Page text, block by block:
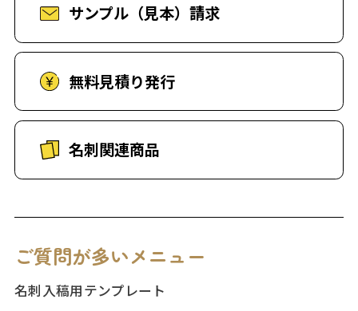
サンプル（見本）請求
無料見積り発行
名刺関連商品
ご質問が多いメニュー
名刺入稿用テンプレート